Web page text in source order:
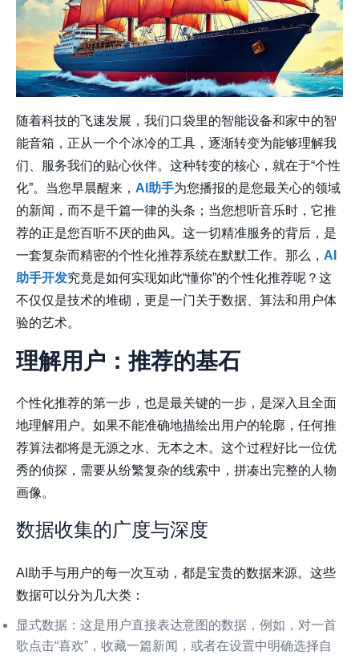
随着科技的飞速发展，我们口袋里的智能设备和家中的智
能音箱，正从一个个冰冷的工具，逐渐转变为能够理解我
们、服务我们的贴心伙伴。这种转变的核心，就在于“个性
化”。当您早晨醒来， AI助手为您播报的是您最关心的领域
的新闻，而不是千篇一律的头条；当您想听音乐时，它推
荐的正是您百听不厌的曲风。这一切精准服务的背后，是
一套复杂而精密的个性化推荐系统在默默工作。那么， AI
助手开发究竟是如何实现如此“懂你”的个性化推荐呢？这
不仅仅是技术的堆砌，更是一门关于数据、算法和用户体
验的艺术。
理解用户：推荐的基石
个性化推荐的第一步，也是最关键的一步，是深入且全面
地理解用户。如果不能准确地描绘出用户的轮廓，任何推
荐算法都将是无源之水、无本之木。这个过程好比一位优
秀的侦探，需要从纷繁复杂的线索中，拼凑出完整的人物
画像。
数据收集的广度与深度
AI助手与用户的每一次互动，都是宝贵的数据来源。这些
数据可以分为几大类：
显式数据 ：这是用户直接表达意图的数据，例如，对一首
歌点击“喜欢”，收藏一篇新闻，或者在设置中明确选择自